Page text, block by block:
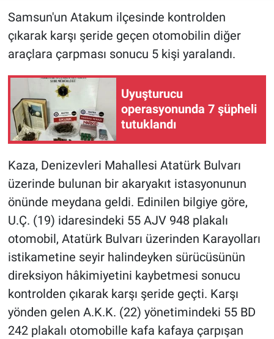
Samsun'un Atakum ilçesinde kontrolden
çıkarak karşı şeride geçen otomobilin diğer
araçlara çarpması sonucu 5 kişi yaralandı.
Uyuşturucu
operasyonunda 7 şüpheli
tutuklandı
Kaza, Denizevleri Mahallesi Atatürk Bulvarı
üzerinde bulunan bir akaryakıt istasyonunun
önünde meydana geldi. Edinilen bilgiye göre,
U.Ç. (19) idaresindeki 55 AJV 948 plakalı
otomobil, Atatürk Bulvarı üzerinden Karayolları
istikametine seyir halindeyken sürücüsünün
direksiyon hâkimiyetini kaybetmesi sonucu
kontrolden çıkarak karşı şeride geçti. Karşı
yönden gelen A.K.K. (22) yönetimindeki 55 BD
242 plakalı otomobille kafa kafaya çarpışan